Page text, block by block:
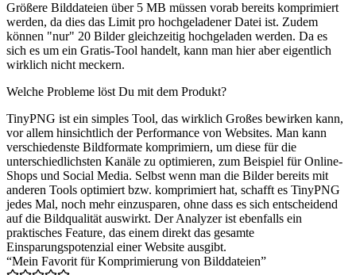
Größere Bilddateien über 5 MB müssen vorab bereits komprimiert
werden, da dies das Limit pro hochgeladener Datei ist. Zudem
können "nur" 20 Bilder gleichzeitig hochgeladen werden. Da es
sich es um ein Gratis-Tool handelt, kann man hier aber eigentlich
wirklich nicht meckern.
Welche Probleme löst Du mit dem Produkt?
TinyPNG ist ein simples Tool, das wirklich Großes bewirken kann,
vor allem hinsichtlich der Performance von Websites. Man kann
verschiedenste Bildformate komprimiern, um diese für die
unterschiedlichsten Kanäle zu optimieren, zum Beispiel für Online-
Shops und Social Media. Selbst wenn man die Bilder bereits mit
anderen Tools optimiert bzw. komprimiert hat, schafft es TinyPNG
jedes Mal, noch mehr einzusparen, ohne dass es sich entscheidend
auf die Bildqualität auswirkt. Der Analyzer ist ebenfalls ein
praktisches Feature, das einem direkt das gesamte
Einsparungspotenzial einer Website ausgibt.
“Mein Favorit für Komprimierung von Bilddateien”